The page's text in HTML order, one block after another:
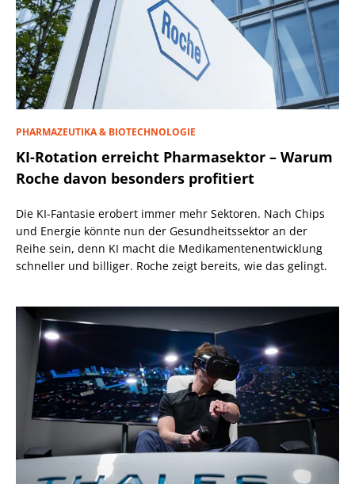
PHARMAZEUTIKA & BIOTECHNOLOGIE
KI-Rotation erreicht Pharmasektor – Warum
Roche davon besonders profitiert
Die KI-Fantasie erobert immer mehr Sektoren. Nach Chips
und Energie könnte nun der Gesundheitssektor an der
Reihe sein, denn KI macht die Medikamentenentwicklung
schneller und billiger. Roche zeigt bereits, wie das gelingt.